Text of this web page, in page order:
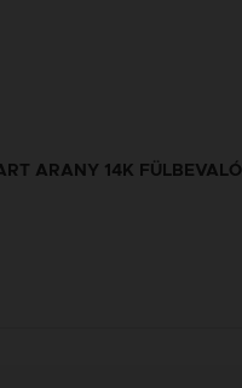
ARANY 14K FÜLBEVALÓ